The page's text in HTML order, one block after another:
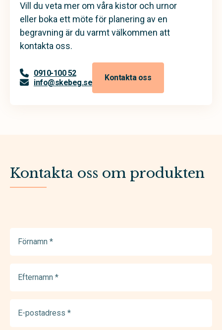
Vill du veta mer om våra kistor och urnor
eller boka ett möte för planering av en
begravning är du varmt välkommen att
kontakta oss.
0910-100 52
info@skebeg.se
Kontakta oss
Kontakta oss om produkten
(Required)
(Required)
postadress